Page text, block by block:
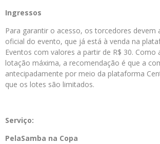
Ingressos
Para garantir o acesso, os torcedores devem
oficial do evento, que já está à venda na
Eventos com valores a partir de R$ 30. Como
lotação máxima, a recomendação é que a
antecipadamente por meio da plataforma
que os lotes são limitados.
Serviço:
PelaSamba na Copa